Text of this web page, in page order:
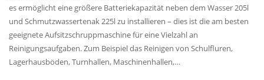
es ermöglicht eine größere Batteriekapazität neben dem Wasser 205l
und Schmutzwassertenak 225l zu installieren – dies ist die am besten
geeignete Aufsitzschruppmaschine für eine Vielzahl an
Reinigungsaufgaben. Zum Beispiel das Reinigen von Schulfluren,
Lagerhausböden, Turnhallen, Maschinenhallen,…